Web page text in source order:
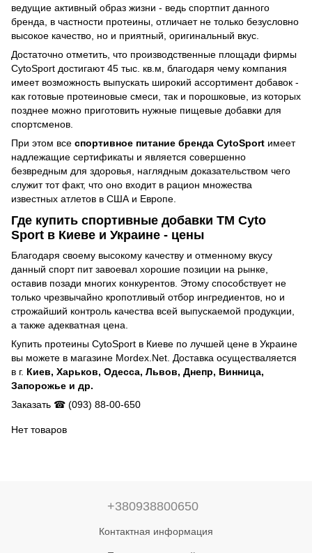
ведущие активный образ жизни - ведь спортпит данного
бренда, в частности протеины, отличает не только безусловно
высокое качество, но и приятный, оригинальный вкус.
Достаточно отметить, что производственные площади фирмы
CytoSport достигают 45 тыс. кв.м, благодаря чему компания
имеет возможность выпускать широкий ассортимент добавок -
как готовые протеиновые смеси, так и порошковые, из которых
позднее можно приготовить нужные пищевые добавки для
спортсменов.
При этом все спортивное питание бренда CytoSport имеет
надлежащие сертификаты и является совершенно
безвредным для здоровья, наглядным доказательством чего
служит тот факт, что оно входит в рацион множества
известных атлетов в США и Европе.
Где купить спортивные добавки ТМ Cyto
Sport в Киеве и Украине - цены
Благодаря своему высокому качеству и отменному вкусу
данный спорт пит завоевал хорошие позиции на рынке,
оставив позади многих конкурентов. Этому способствует не
только чрезвычайно кропотливый отбор ингредиентов, но и
строжайший контроль качества всей выпускаемой продукции,
а также адекватная цена.
Купить протеины CytoSport в Киеве по лучшей цене в Украине
вы можете в магазине Mordex.Net. Доставка осуществаляется
в г. Киев, Харьков, Одесса, Львов, Днепр, Винница,
Запорожье и др.
Заказать ☎ (093) 88-00-650
Нет товаров
+380938800650
Контактная информация